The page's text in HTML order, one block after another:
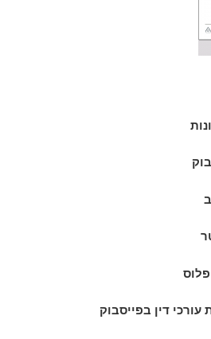
פלוס
עורכי דין בפייסבוק